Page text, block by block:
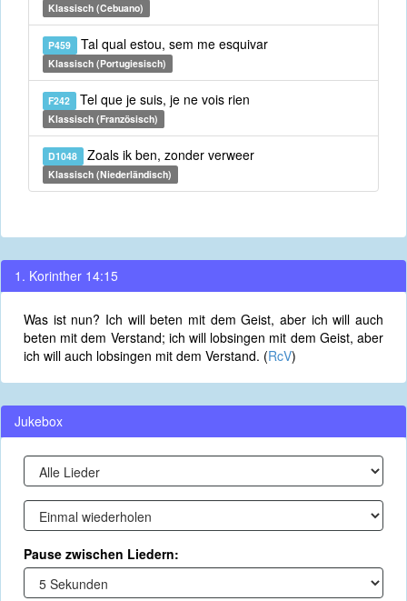
Klassisch (Cebuano)
P459 Tal qual estou, sem me esquivar
Klassisch (Portugiesisch)
F242 Tel que je suis, je ne vois rien
Klassisch (Französisch)
D1048 Zoals ik ben, zonder verweer
Klassisch (Niederländisch)
1. Korinther 14:15
Was ist nun? Ich will beten mit dem Geist, aber ich will auch
beten mit dem Verstand; ich will lobsingen mit dem Geist, aber
ich will auch lobsingen mit dem Verstand. (RcV)
Jukebox
Pause zwischen Liedern: